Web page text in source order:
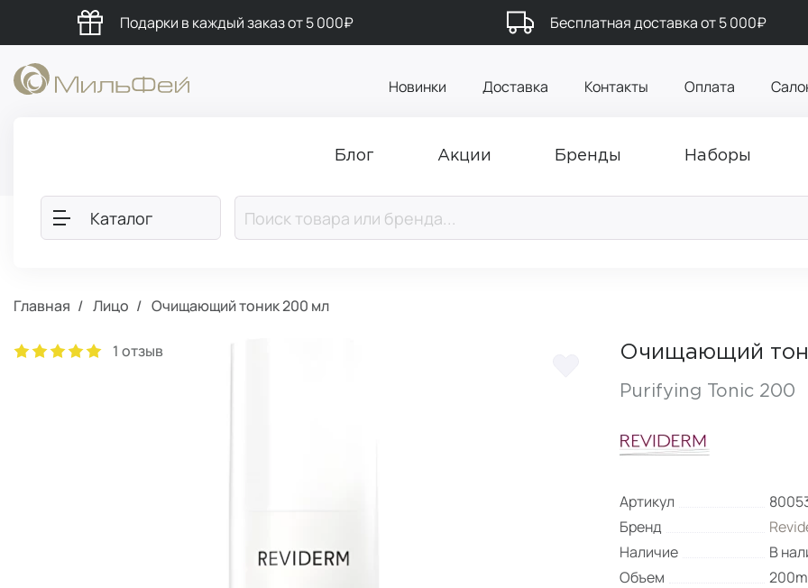
Подарки в каждый заказ от 5 000₽ Бесплатная доставка от 5 000₽
Новинки Доставка Контакты Оплата
Блог Акции Бренды Наборы
Каталог
Главная Лицо Очищающий тоник 200 мл
1 отзыв Очищающий
Purifying Tonic 200
Артикул
Бренд
Наличие
В
Объем